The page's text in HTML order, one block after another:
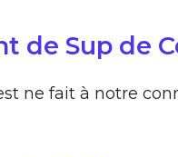
de Sup de
ne fait à notre